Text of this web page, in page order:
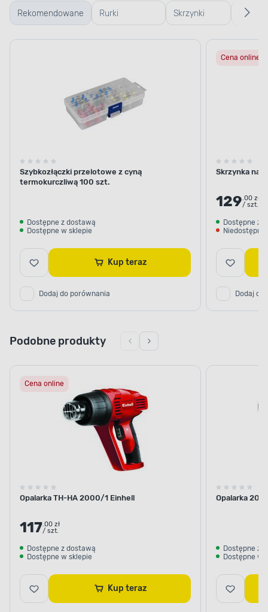
Rekomendowane Rurki
termokurczliwe
Skrzynki
warsztatowe
Szybkozłączki przelotowe z cyną
termokurczliwą 100 szt.
Dostępne z dostawą
Dostępne w sklepie
Kup teraz
Dodaj do porównania
Cena online
Skrzynka
129.00 zł
/ szt.
Dostępne z
Niedostępne
Dodaj do
Podobne produkty
Cena online
Opalarka TH-HA 2000/1 Einhell
117.00 zł
/ szt.
Dostępne z dostawą
Dostępne w sklepie
Kup teraz
Opalarka
Dostępne z
Dostępne w